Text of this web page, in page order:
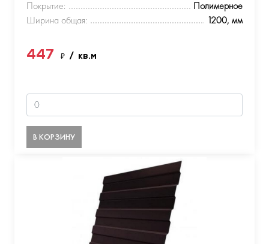
Покрытие:
Полимерное
Ширина общая:
1200, мм
447 ₽ / кв.м
В КОРЗИНУ